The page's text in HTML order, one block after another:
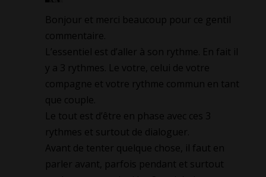
Bonjour et merci beaucoup pour ce gentil
commentaire.
L’essentiel est d’aller à son rythme. En fait il
y a 3 rythmes. Le votre, celui de votre
compagne et votre rythme commun en tant
que couple.
Le tout est d’être en phase avec ces 3
rythmes et surtout de dialoguer.
Avant de tenter quelque chose, il faut en
parler avant, parfois pendant et surtout